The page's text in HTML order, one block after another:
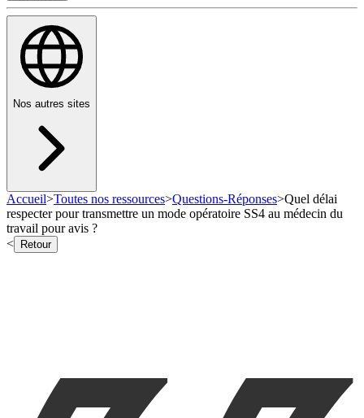
Nos autres sites
Accueil>Toutes nos ressources>Questions-Réponses>Quel délai
respecter pour transmettre un mode opératoire SS4 au médecin du
travail pour avis ?
<
Retour